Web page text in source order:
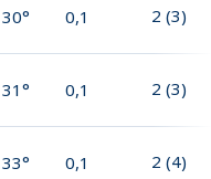
30° 0,1 2 (3)
31° 0,1 2 (3)
33° 0,1 2 (4)